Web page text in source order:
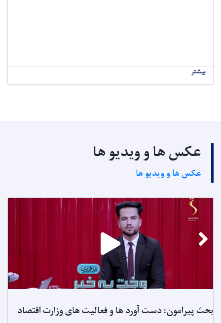
بیشتر
عکس ها و ویدیو ها
عکس ها و ویدیو ها
بحث پیرامون: دست آورد ها و فعالیت های وزارت اقتصاد